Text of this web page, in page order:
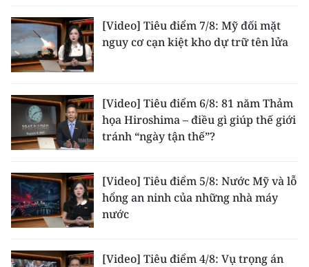
Infographic
TIN MỚI
TIN ĐỊA PHƯƠNG
Trung du và miền núi phía Bắc
Đồng bằng sông Hồng
Bắc Trung Bộ
Duyên hải Nam Trung Bộ và Tây
Nguyên
[Video] Tiêu điểm 7/8: Mỹ đối mặt
nguy cơ cạn kiệt kho dự trữ tên lửa
[Video] Tiêu điểm 6/8: 81 năm Thảm
họa Hiroshima – điều gì giúp thế giới
tránh “ngày tận thế”?
[Video] Tiêu điểm 5/8: Nước Mỹ và lỗ
hổng an ninh của những nhà máy
nước
[Video] Tiêu điểm 4/8: Vụ trọng án